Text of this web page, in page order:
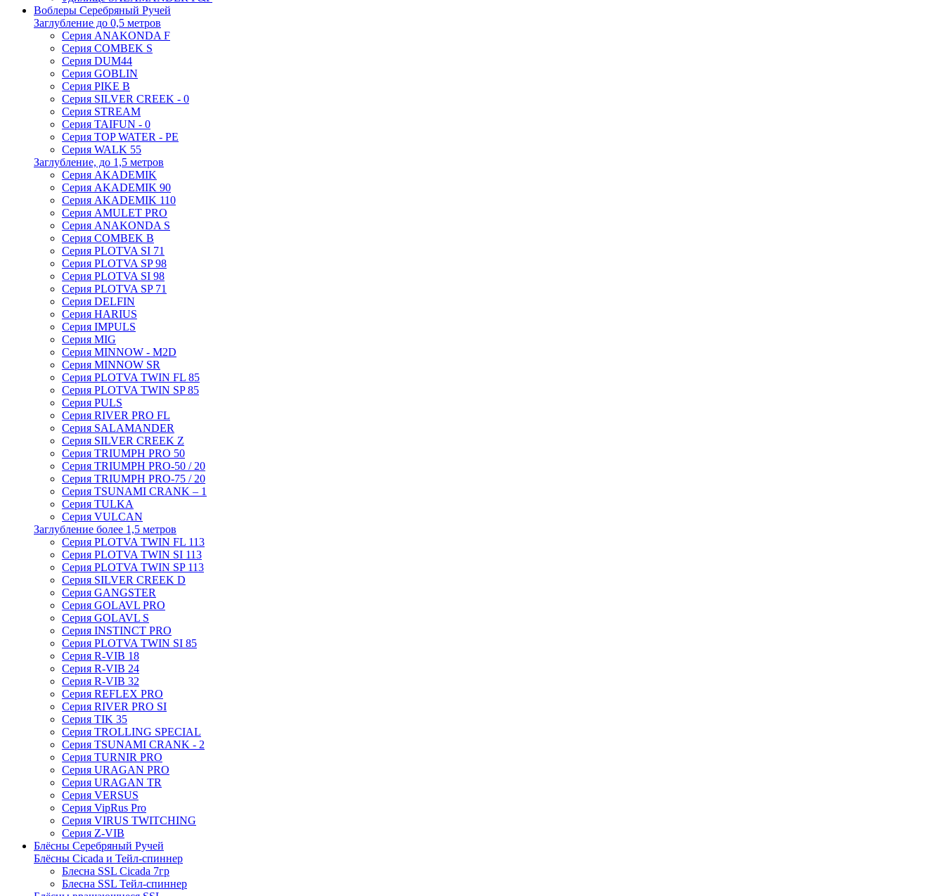
Воблеры Серебряный Ручей
Заглубление до 0,5 метров
Серия ANAKONDA F
Серия COMBEK S
Серия DUM44
Серия GOBLIN
Серия PIKE B
Серия SILVER CREEK - 0
Серия STREAM
Серия TAIFUN - 0
Серия TOP WATER - PE
Серия WALK 55
Заглубление, до 1,5 метров
Серия AKADEMIK
Серия AKADEMIK 90
Серия AKADEMIK 110
Серия AMULET PRO
Серия ANAKONDA S
Серия COMBEK B
Серия PLOTVA SI 71
Серия PLOTVA SP 98
Серия PLOTVA SI 98
Серия PLOTVA SP 71
Серия DELFIN
Серия HARIUS
Серия IMPULS
Серия MIG
Серия MINNOW - M2D
Серия MINNOW SR
Серия PLOTVA TWIN FL 85
Серия PLOTVA TWIN SP 85
Серия PULS
Серия RIVER PRO FL
Серия SALAMANDER
Серия SILVER CREEK Z
Серия TRIUMPH PRO 50
Серия TRIUMPH PRO-50 / 20
Серия TRIUMPH PRO-75 / 20
Серия TSUNAMI CRANK – 1
Серия TULKA
Серия VULCAN
Заглубление более 1,5 метров
Серия PLOTVA TWIN FL 113
Серия PLOTVA TWIN SI 113
Серия PLOTVA TWIN SP 113
Серия SILVER CREEK D
Серия GANGSTER
Серия GOLAVL PRO
Серия GOLAVL S
Серия INSTINCT PRO
Серия PLOTVA TWIN SI 85
Серия R-VIB 18
Серия R-VIB 24
Серия R-VIB 32
Серия REFLEX PRO
Серия RIVER PRO SI
Серия TIK 35
Серия TROLLING SPECIAL
Серия TSUNAMI CRANK - 2
Серия TURNIR PRO
Серия URAGAN PRO
Серия URAGAN TR
Серия VERSUS
Серия VipRus Pro
Серия VIRUS TWITCHING
Серия Z-VIB
Блёсны Серебряный Ручей
Блёсны Cicada и Тейл-спиннер
Блесна SSL Cicada 7гр
Блесна SSL Тейл-спиннер